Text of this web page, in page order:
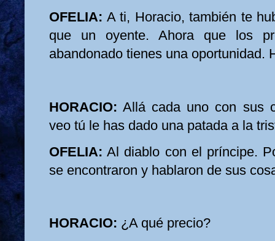
OFELIA: A ti, Horacio, también te
que un oyente. Ahora que los
abandonado tienes una oportunidad.
HORACIO: Allá cada uno con sus
veo tú le has dado una patada a la
OFELIA: Al diablo con el príncipe.
se encontraron y hablaron de sus
HORACIO: ¿A qué precio?